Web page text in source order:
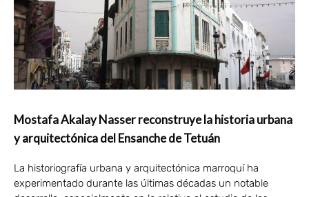
Mostafa Akalay Nasser reconstruye la historia urbana
y arquitectónica del Ensanche de Tetuán
La historiografía urbana y arquitectónica marroquí ha
experimentado durante las últimas décadas un notable